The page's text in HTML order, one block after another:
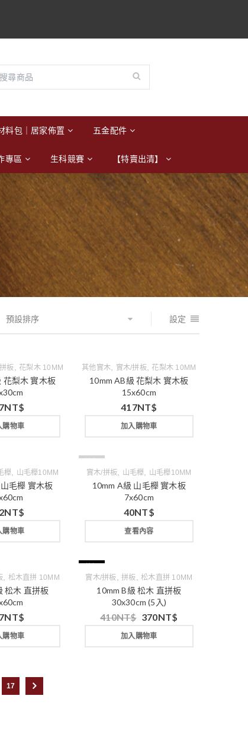
料包｜居家佈置 五金配件
專區 生科競賽 【特賣出清】
設定
預設排序
板 花梨木 10MM
花梨木 實木板
NT$
購物車
其他實木 實木/拼板, 花梨木 10MM
10mm AB級 花梨木 實木板
15x60cm
417NT$
加入購物車
櫸 山毛櫸10MM
毛櫸 實木板
NT$
購物車
實木/拼板 山毛櫸 山毛櫸10MM
10mm A級 山毛櫸 實木板
7x60cm
40NT$
查看內容
松木直拼 10MM
松木 直拼板
NT$
購物車
實木/拼板 ,拼板 ,松木直拼 10MM
10mm B級 松木 直拼板
30x30cm (5入)
410NT$ 370NT$
加入購物車
17